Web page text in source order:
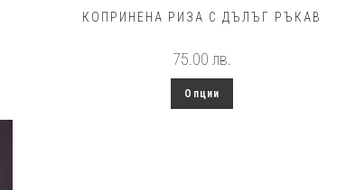
КОПРИНЕНА РИЗА С ДЪЛЪГ РЪКАВ
75.00 лв.
Опции
has